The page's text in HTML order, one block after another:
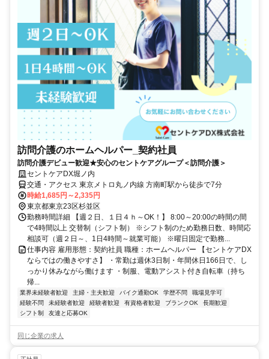
訪問介護のホームヘルパー_契約社員
訪問介護デビュー歓迎★安心のセントケアグループ＜訪問介護＞
セントケアDX堀ノ内
交通・アクセス 東京メトロ丸ノ内線 方南町駅から徒歩で7分
時給1,685円～2,335円
東京都東京23区杉並区
勤務時間詳細 【週２日、１日４ｈ～OK！】 8:00～20:00の時間の間
で4時間以上 交替制（シフト制） ※シフト制のため勤務日数、時間応
相談可（週２日～、1日4時間～就業可能） ※曜日固定で勤務...
仕事内容 雇用形態：契約社員 職種：ホームヘルパー 【セントケアDX
ならではの働きやすさ】 ・常勤は週休3日制・年間休日166日で、し
っかり休みながら働けます ・制服、電動アシスト付き自転車（持ち
帰...
業界未経験者歓迎 主婦・主夫歓迎 バイク通勤OK 学歴不問
職場見学可
経験不問
未経験者歓迎 経験者歓迎 有資格者歓迎 ブランクOK
長期歓迎
シフト制
友達と応募OK
同じ企業の求人